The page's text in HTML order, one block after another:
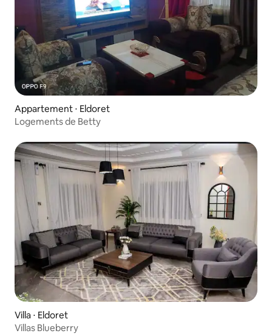
Appartement ⋅ Eldoret
Logements de Betty
Villa ⋅ Eldoret
Villas Blueberry